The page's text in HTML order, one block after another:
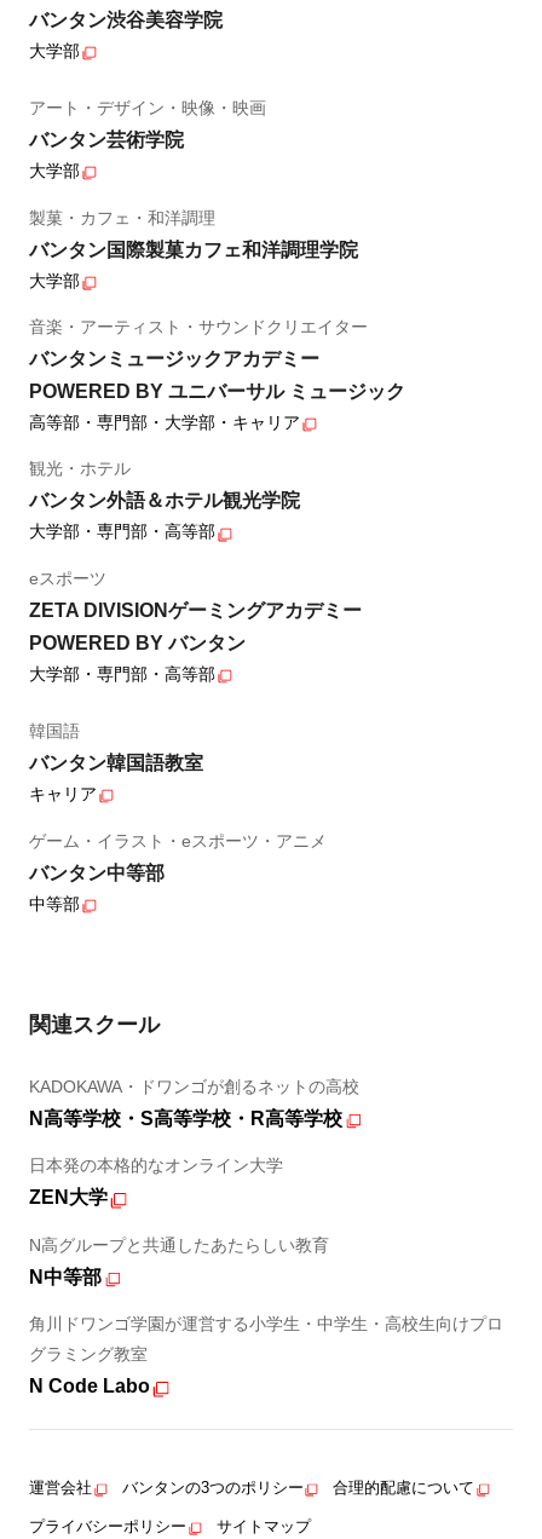
バンタン渋谷美容学院
大学部
アート・デザイン・映像・映画
バンタン芸術学院
大学部
製菓・カフェ・和洋調理
バンタン国際製菓カフェ和洋調理学院
大学部
音楽・アーティスト・サウンドクリエイター
バンタンミュージックアカデミー
POWERED BY ユニバーサル ミュージック
高等部・専門部・大学部・キャリア
観光・ホテル
バンタン外語＆ホテル観光学院
大学部・専門部・高等部
eスポーツ
ZETA DIVISIONゲーミングアカデミー
POWERED BY バンタン
大学部・専門部・高等部
韓国語
バンタン韓国語教室
キャリア
ゲーム・イラスト・eスポーツ・アニメ
バンタン中等部
中等部
関連スクール
KADOKAWA・ドワンゴが創るネットの高校
N高等学校・S高等学校・R高等学校
日本発の本格的なオンライン大学
ZEN大学
N高グループと共通したあたらしい教育
N中等部
角川ドワンゴ学園が運営する小学生・中学生・高校生向けプロ
グラミング教室
N Code Labo
運営会社 バンタンの3つのポリシー 合理的配慮について
プライバシーポリシー サイトマップ